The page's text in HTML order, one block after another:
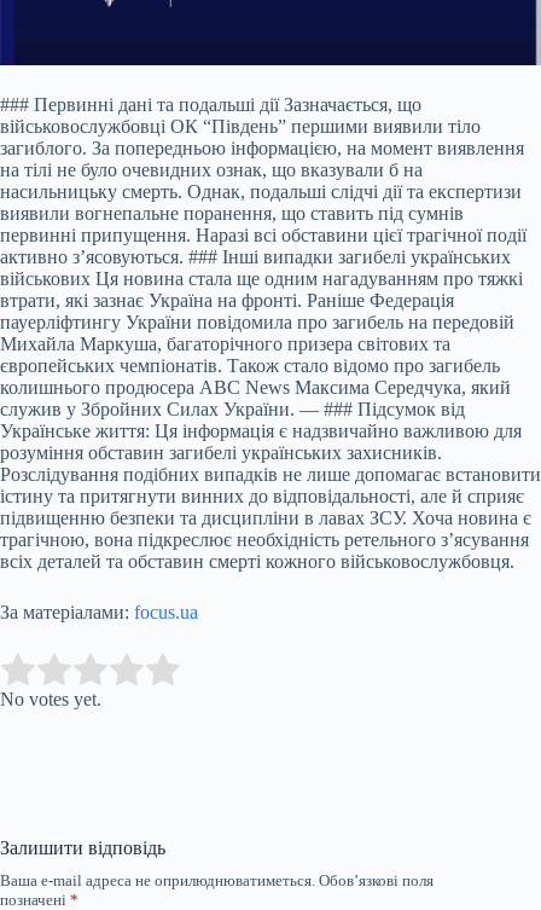
### Первинні дані та подальші дії Зазначається, що
військовослужбовці ОК “Південь” першими виявили тіло
загиблого. За попередньою інформацією, на момент виявлення
на тілі не було очевидних ознак, що вказували б на
насильницьку смерть. Однак, подальші слідчі дії та експертизи
виявили вогнепальне поранення, що ставить під сумнів
первинні припущення. Наразі всі обставини цієї трагічної події
активно з’ясовуються. ### Інші випадки загибелі українських
військових Ця новина стала ще одним нагадуванням про тяжкі
втрати, які зазнає Україна на фронті. Раніше Федерація
пауерліфтингу України повідомила про загибель на передовій
Михайла Маркуша, багаторічного призера світових та
європейських чемпіонатів. Також стало відомо про загибель
колишнього продюсера ABC News Максима Середчука, який
служив у Збройних Силах України. — ### Підсумок від
Українське життя: Ця інформація є надзвичайно важливою для
розуміння обставин загибелі українських захисників.
Розслідування подібних випадків не лише допомагає встановити
істину та притягнути винних до відповідальності, але й сприяє
підвищенню безпеки та дисципліни в лавах ЗСУ. Хоча новина є
трагічною, вона підкреслює необхідність ретельного з’ясування
всіх деталей та обставин смерті кожного військовослужбовця.
За матеріалами: focus.ua
Rate this item:
No votes yet.
Залишити відповідь
Ваша e-mail адреса не оприлюднюватиметься. Обов’язкові поля
позначені *